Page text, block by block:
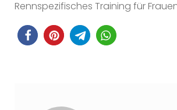
Rennspezifisches Training für